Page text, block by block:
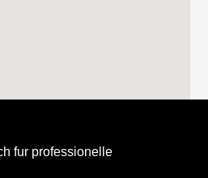
fur professionelle